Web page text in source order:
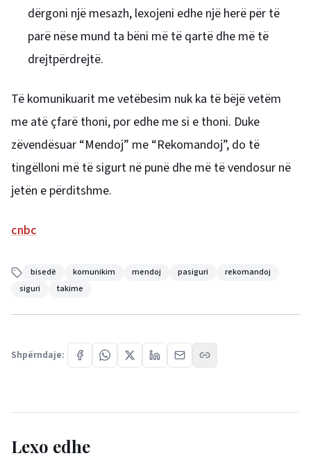
dërgoni një mesazh, lexojeni edhe një herë për të
parë nëse mund ta bëni më të qartë dhe më të
drejtpërdrejtë.
Të komunikuarit me vetëbesim nuk ka të bëjë vetëm
me atë çfarë thoni, por edhe me si e thoni. Duke
zëvendësuar “Mendoj” me “Rekomandoj”, do të
tingëlloni më të sigurt në punë dhe më të vendosur në
jetën e përditshme.
cnbc
bisedë komunikim mendoj pasiguri
rekomandoj
siguri
takime
Shpërndaje:
Lexo edhe